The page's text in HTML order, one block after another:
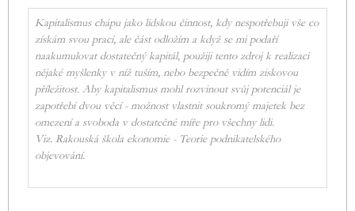
Kapitalismus chápu jako lidskou činnost, kdy nespotřebuji vše co
získám svou prací, ale část odložím a když se mi podaří
naakumulovat dostatečný kapitál, použiji tento zdroj k realizaci
nějaké myšlenky v níž tuším, nebo bezpečně vidím ziskovou
příležitost. Aby kapitalismus mohl rozvinout svůj potenciál je
zapotřebí dvou věcí - možnost vlastnit soukromý majetek bez
omezení a svoboda v dostatečné míře pro všechny lidi.
Viz. Rakouská škola ekonomie - Teorie podnikatelského
objevování.